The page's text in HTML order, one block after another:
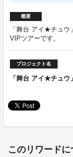
概要
「舞台 アイ★チュウ
VIPツアーです。
プロジェクト名
「舞台 アイ★チュウ
このリワードに